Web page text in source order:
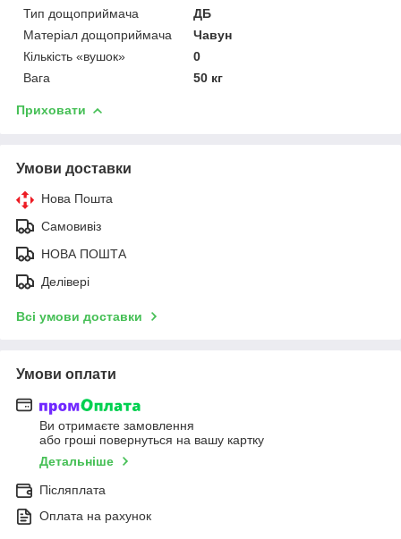
Тип дощоприймача
ДБ
Матеріал дощоприймача
Чавун
Кількість «вушок»
0
Вага
50 кг
Приховати
Умови доставки
Нова Пошта
Самовивіз
НОВА ПОШТА
Делівері
Всі умови доставки
Умови оплати
Ви отримаєте замовлення
або гроші повернуться на вашу картку
Детальніше
Післяплата
Оплата на рахунок